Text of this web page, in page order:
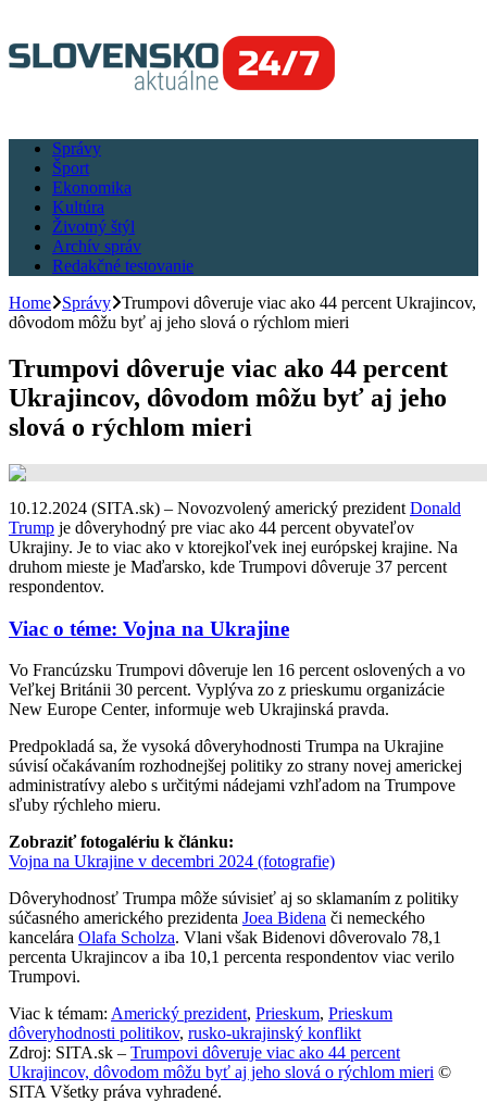
Správy
Šport
Ekonomika
Kultúra
Životný štýl
Archív správ
Redakčné testovanie
Home
Správy Trumpovi dôveruje viac ako 44 percent Ukrajincov,
dôvodom môžu byť aj jeho slová o rýchlom mieri
Trumpovi dôveruje viac ako 44 percent
Ukrajincov, dôvodom môžu byť aj jeho
slová o rýchlom mieri
10.12.2024 (SITA.sk) – Novozvolený americký prezident Donald
Trump je dôveryhodný pre viac ako 44 percent obyvateľov
Ukrajiny. Je to viac ako v ktorejkoľvek inej európskej krajine. Na
druhom mieste je Maďarsko, kde Trumpovi dôveruje 37 percent
respondentov.
Viac o téme: Vojna na Ukrajine
Vo Francúzsku Trumpovi dôveruje len 16 percent oslovených a vo
Veľkej Británii 30 percent. Vyplýva zo z prieskumu organizácie
New Europe Center, informuje web Ukrajinská pravda.
Predpokladá sa, že vysoká dôveryhodnosti Trumpa na Ukrajine
súvisí očakávaním rozhodnejšej politiky zo strany novej americkej
administratívy alebo s určitými nádejami vzhľadom na Trumpove
sľuby rýchleho mieru.
Zobraziť fotogalériu k článku:
Vojna na Ukrajine v decembri 2024 (fotografie)
Dôveryhodnosť Trumpa môže súvisieť aj so sklamaním z politiky
súčasného amerického prezidenta Joea Bidena či nemeckého
kancelára Olafa Scholza. Vlani však Bidenovi dôverovalo 78,1
percenta Ukrajincov a iba 10,1 percenta respondentov viac verilo
Trumpovi.
Viac k témam: Americký prezident, Prieskum, Prieskum
dôveryhodnosti politikov, rusko-ukrajinský konflikt
Zdroj: SITA.sk – Trumpovi dôveruje viac ako 44 percent
Ukrajincov, dôvodom môžu byť aj jeho slová o rýchlom mieri ©
SITA Všetky práva vyhradené.